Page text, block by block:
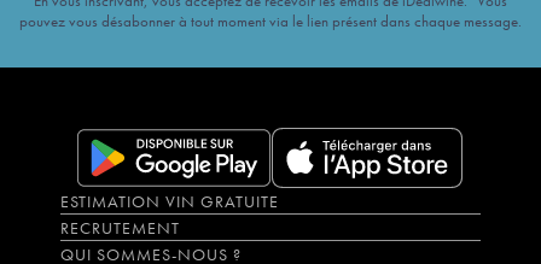
pouvez vous désabonner à tout moment via le lien présent dans chaque message.
ESTIMATION VIN GRATUITE
RECRUTEMENT
QUI SOMMES-NOUS ?